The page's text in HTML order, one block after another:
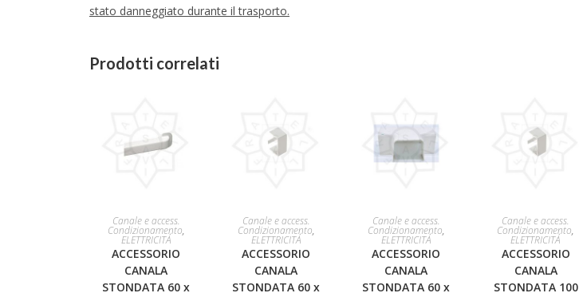
stato danneggiato durante il trasporto.
Prodotti correlati
AGGIUNGI AL
CARRELLO
Canale e access.
Condizionamento,
ELETTRICITÁ
ACCESSORIO
CANALA
STONDATA 60 x
AGGIUNGI AL
CARRELLO
Canale e access.
Condizionamento,
ELETTRICITÁ
ACCESSORIO
CANALA
STONDATA 60 x
AGGIUNGI AL
CARRELLO
Canale e access.
Condizionamento,
ELETTRICITÁ
ACCESSORIO
CANALA
STONDATA 60 x
AGGIUNGI AL
CARRELLO
Canale e access.
Condizionamento,
ELETTRICITÁ
ACCESSORIO
CANALA
STONDATA 100